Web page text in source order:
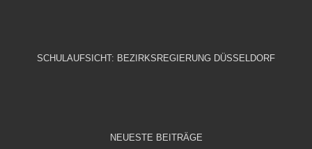
SCHULAUFSICHT: BEZIRKSREGIERUNG DÜSSELDORF
NEUESTE BEITRÄGE